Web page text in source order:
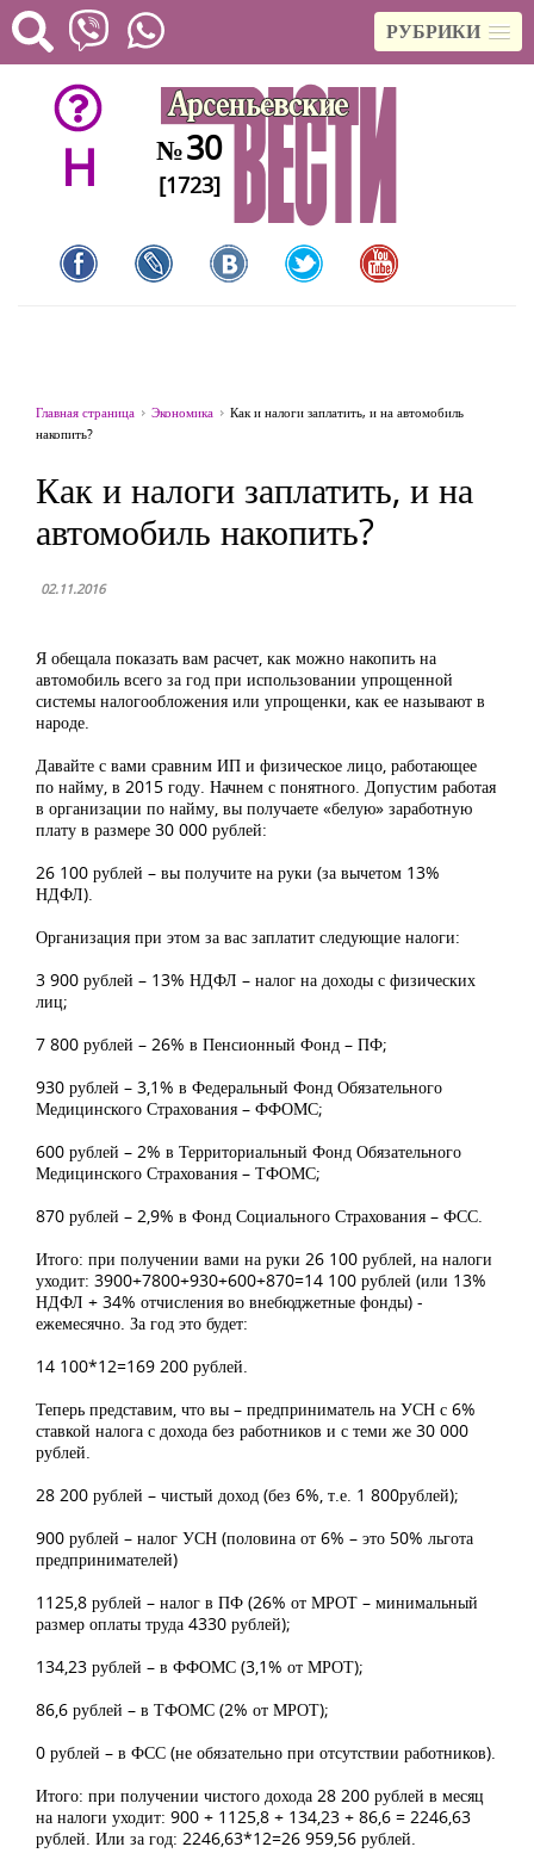
РУБРИКИ
H №30
[1723]
Главная страница Экономика
Как и налоги заплатить, и на автомобиль
накопить?
Как и налоги заплатить, и на
автомобиль накопить?
02.11.2016
Я обещала показать вам расчет, как можно накопить на
автомобиль всего за год при использовании упрощенной
системы налогообложения или упрощенки, как ее называют в
народе.
Давайте с вами сравним ИП и физическое лицо, работающее
по найму, в 2015 году. Начнем с понятного. Допустим работая
в организации по найму, вы получаете «белую» заработную
плату в размере 30 000 рублей:
26 100 рублей – вы получите на руки (за вычетом 13%
НДФЛ).
Организация при этом за вас заплатит следующие налоги:
3 900 рублей – 13% НДФЛ – налог на доходы с физических
лиц;
7 800 рублей – 26% в Пенсионный Фонд – ПФ;
930 рублей – 3,1% в Федеральный Фонд Обязательного
Медицинского Страхования – ФФОМС;
600 рублей – 2% в Территориальный Фонд Обязательного
Медицинского Страхования – ТФОМС;
870 рублей – 2,9% в Фонд Социального Страхования – ФСС.
Итого: при получении вами на руки 26 100 рублей, на налоги
уходит: 3900+7800+930+600+870=14 100 рублей (или 13%
НДФЛ + 34% отчисления во внебюджетные фонды) -
ежемесячно. За год это будет:
14 100*12=169 200 рублей.
Теперь представим, что вы – предприниматель на УСН с 6%
ставкой налога с дохода без работников и с теми же 30 000
рублей.
28 200 рублей – чистый доход (без 6%, т.е. 1 800рублей);
900 рублей – налог УСН (половина от 6% – это 50% льгота
предпринимателей)
1125,8 рублей – налог в ПФ (26% от МРОТ – минимальный
размер оплаты труда 4330 рублей);
134,23 рублей – в ФФОМС (3,1% от МРОТ);
86,6 рублей – в ТФОМС (2% от МРОТ);
0 рублей – в ФСС (не обязательно при отсутствии работников).
Итого: при получении чистого дохода 28 200 рублей в месяц
на налоги уходит: 900 + 1125,8 + 134,23 + 86,6 = 2246,63
рублей. Или за год: 2246,63*12=26 959,56 рублей.